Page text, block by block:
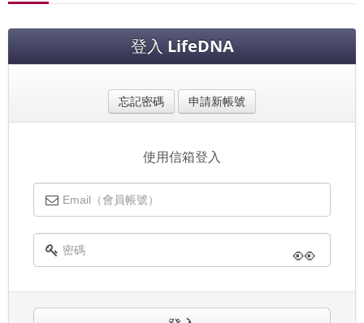
登入 LifeDNA
忘記密碼 申請新帳號
使用信箱登入
👀